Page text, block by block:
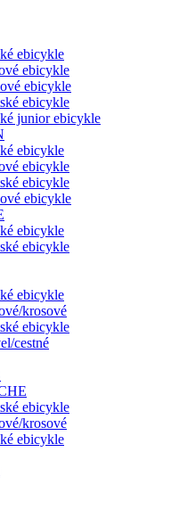
ebicykle
ebicykle
ebicykle
ebicykle
junior ebicykle
ebicykle
ebicykle
ebicykle
ebicykle
ebicykle
ebicykle
ebicykle
krosové
ebicykle
cestné
ebicykle
krosové
ebicykle